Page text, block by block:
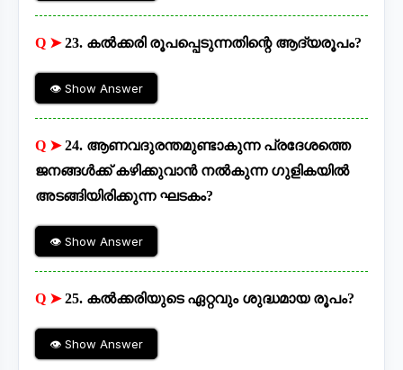
Q ➤23. കൽക്കരി രൂപപ്പെടുന്നതിന്റെ ആദ്യരൂപം?
👁 Show Answer
Q ➤24. ആണവദുരന്തമുണ്ടാകുന്ന പ്രദേശത്തെ
ജനങ്ങൾക്ക് കഴിക്കുവാൻ നൽകുന്ന ഗുളികയിൽ
അടങ്ങിയിരിക്കുന്ന ഘടകം?
👁 Show Answer
Q ➤25. കൽക്കരിയുടെ ഏറ്റവും ശുദ്ധമായ രൂപം?
👁 Show Answer